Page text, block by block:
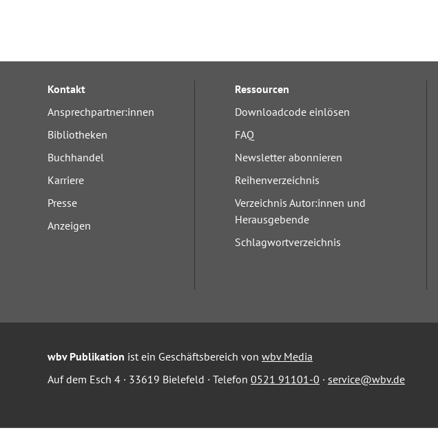
Kontakt
Ansprechpartner:innen
Bibliotheken
Buchhandel
Karriere
Presse
Anzeigen
Ressourcen
Downloadcode einlösen
FAQ
Newsletter abonnieren
Reihenverzeichnis
Verzeichnis Autor:innen und
Herausgebende
Schlagwortverzeichnis
wbv Publikation ist ein Geschäftsbereich von wbv Media
Auf dem Esch 4 · 33619 Bielefeld · Telefon 0521 91101-0 · service@wbv.de